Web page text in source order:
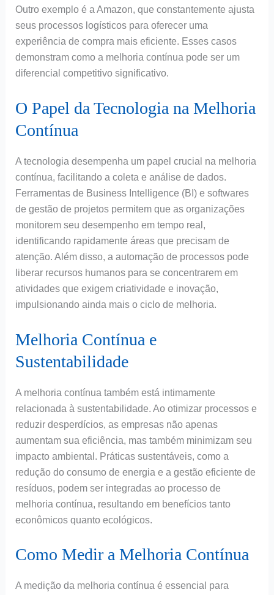
Outro exemplo é a Amazon, que constantemente ajusta
seus processos logísticos para oferecer uma
experiência de compra mais eficiente. Esses casos
demonstram como a melhoria contínua pode ser um
diferencial competitivo significativo.
O Papel da Tecnologia na Melhoria
Contínua
A tecnologia desempenha um papel crucial na melhoria
contínua, facilitando a coleta e análise de dados.
Ferramentas de Business Intelligence (BI) e softwares
de gestão de projetos permitem que as organizações
monitorem seu desempenho em tempo real,
identificando rapidamente áreas que precisam de
atenção. Além disso, a automação de processos pode
liberar recursos humanos para se concentrarem em
atividades que exigem criatividade e inovação,
impulsionando ainda mais o ciclo de melhoria.
Melhoria Contínua e
Sustentabilidade
A melhoria contínua também está intimamente
relacionada à sustentabilidade. Ao otimizar processos e
reduzir desperdícios, as empresas não apenas
aumentam sua eficiência, mas também minimizam seu
impacto ambiental. Práticas sustentáveis, como a
redução do consumo de energia e a gestão eficiente de
resíduos, podem ser integradas ao processo de
melhoria contínua, resultando em benefícios tanto
econômicos quanto ecológicos.
Como Medir a Melhoria Contínua
A medição da melhoria contínua é essencial para